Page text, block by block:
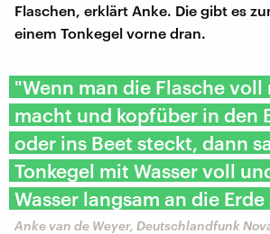
Flaschen, erklärt Anke. Die gibt es
einem Tonkegel vorne dran.
"Wenn man die Flasche voll
macht und kopfüber in den
oder ins Beet steckt, dann
Tonkegel mit Wasser voll
Wasser langsam an die Erde
Anke van de Weyer, Deutschlandfunk